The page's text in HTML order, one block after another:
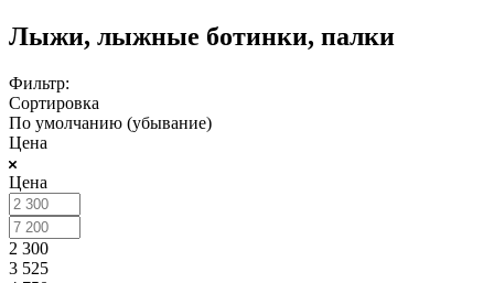
Лыжи, лыжные ботинки, палки
Фильтр:
Сортировка
По умолчанию (убывание)
Цена
Цена
2 300
3 525